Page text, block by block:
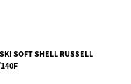
SOFT SHELL RUSSELL